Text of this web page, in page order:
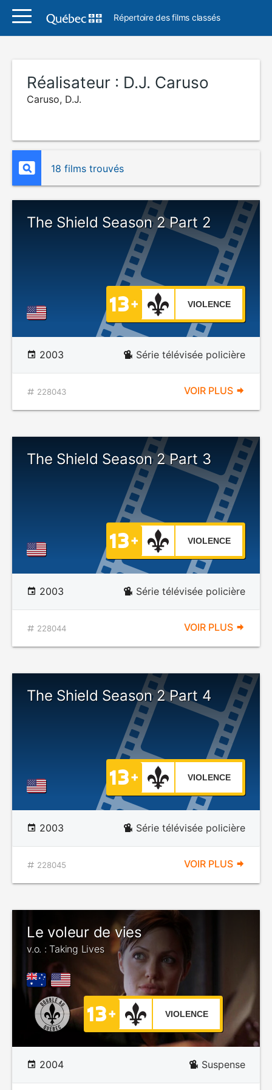
Répertoire des films classés
Réalisateur : D.J. Caruso
Caruso, D.J.
18 films trouvés
The Shield Season 2 Part 2
VIOLENCE
2003 Série télévisée policière
228043 VOIR PLUS
The Shield Season 2 Part 3
VIOLENCE
2003 Série télévisée policière
228044 VOIR PLUS
The Shield Season 2 Part 4
VIOLENCE
2003 Série télévisée policière
228045 VOIR PLUS
Le voleur de vies
v.o. : Taking Lives
VIOLENCE
2004 Suspense